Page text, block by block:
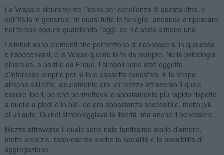
La Vespa è sicuramente l’icona per eccellenza di questa città, e
dell’Italia in generale. In quasi tutte le famiglie, andando a ripescare
nel tempo oppure guardando l’oggi, ce n’è stata almeno una.
I simboli sono elementi che permettono di riconoscersi in qualcosa
e rispecchiarsi, e la Vespa questo lo fa da sempre. Nella psicologia
dinamica, a partire da Freud, i simboli sono stati oggetto
d’interesse proprio per la loro capacità evocativa. E la Vespa,
almeno all’inizio, sicuramente era un mezzo attraverso il quale
essere liberi, perché permetteva lo spostamento più rapido rispetto
a quello a piedi o in bici, ed era abbastanza accessibile, molto più
di un’auto. Quindi simboleggiava la libertà, ma anche il benessere.
Mezzo attraverso il quale sono nate tantissime storie d’amore,
molte amicizie, rappresenta anche la socialità e la possibilità di
aggregazione.